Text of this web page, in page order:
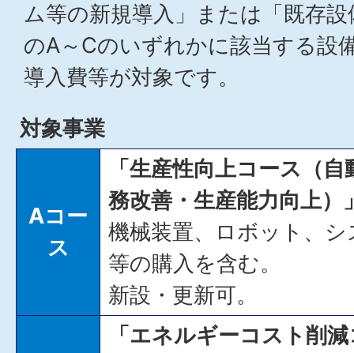
ム等の新規導入」または「既存
のA～Cのいずれかに該当する設
導入費等が対象です。
対象事業
Aコー
ス
「生産性向上コース（
務改善・生産能力向上）
機械装置、ロボット、
等の購入を含む。
新設・更新可。
「エネルギーコスト削